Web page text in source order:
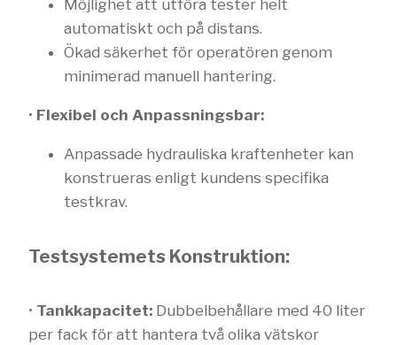
Möjlighet att utföra tester helt
automatiskt och på distans.
Ökad säkerhet för operatören genom
minimerad manuell hantering.
• Flexibel och Anpassningsbar:
Anpassade hydrauliska kraftenheter kan
konstrueras enligt kundens specifika
testkrav.
Testsystemets Konstruktion:
• Tankkapacitet: Dubbelbehållare med 40 liter
per fack för att hantera två olika vätskor